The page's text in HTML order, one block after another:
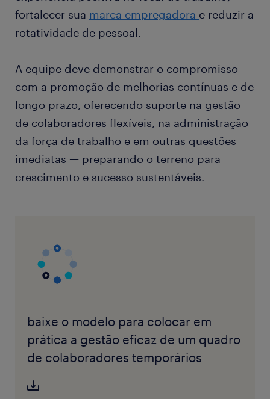
fortalecer sua marca empregadora e reduzir a
rotatividade de pessoal.
A equipe deve demonstrar o compromisso
com a promoção de melhorias contínuas e de
longo prazo, oferecendo suporte na gestão
de colaboradores flexíveis, na administração
da força de trabalho e em outras questões
imediatas — preparando o terreno para
crescimento e sucesso sustentáveis.
baixe o modelo para colocar em
prática a gestão eficaz de um quadro
de colaboradores temporários